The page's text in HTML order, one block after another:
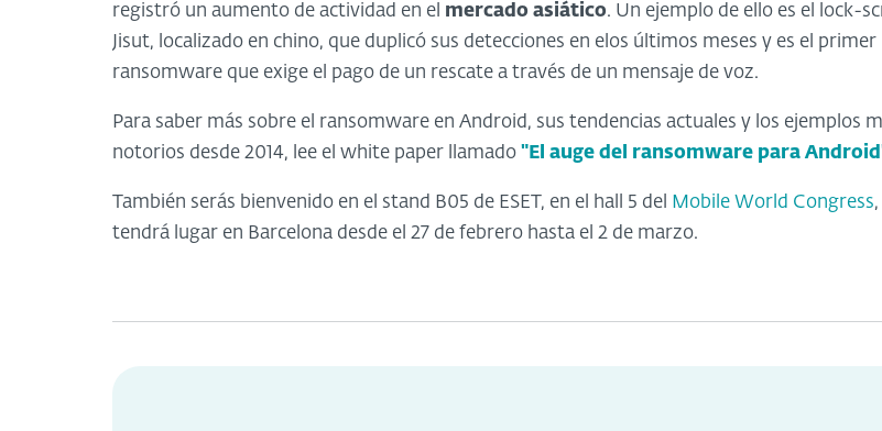
registró un aumento de actividad en el mercado asiático. Un ejemplo de ello es el lock-
Jisut, localizado en chino, que duplicó sus detecciones en elos últimos meses y es el primer
ransomware que exige el pago de un rescate a través de un mensaje de voz.
Para saber más sobre el ransomware en Android, sus tendencias actuales y los ejemplos
notorios desde 2014, lee el white paper llamado "El auge del ransomware para
También serás bienvenido en el stand B05 de ESET, en el hall 5 del Mobile World Congress
tendrá lugar en Barcelona desde el 27 de febrero hasta el 2 de marzo.